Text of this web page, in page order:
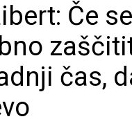
Če
čas,